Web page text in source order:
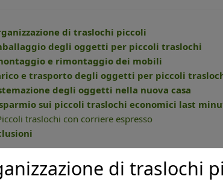
di traslochi piccoli
degli oggetti per piccoli traslochi
e rimontaggio dei mobili
e trasporto degli oggetti per piccoli
degli oggetti nella nuova casa
sui piccoli traslochi economici last
traslochi con corriere espresso
di traslochi